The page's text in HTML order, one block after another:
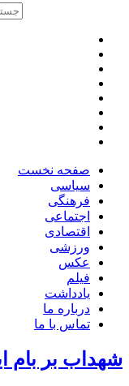
صفحه نخست
سیاسی
فرهنگی
اجتماعی
اقتصادی
ورزشی
عکس
فیلم
یادداشت
درباره ما
تماس با ما
شهداب بر بام